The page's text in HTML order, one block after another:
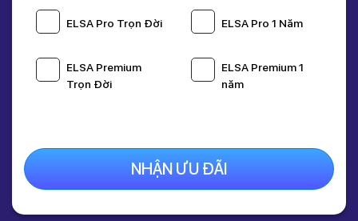
Giá gốc: 1,595,000 Đ
Nhập mãTHANG8
khi thanh toán
online
ELSA Pro Trọn Đời ELSA Pro 1 Năm
ELSA Premium
Trọn Đời
ELSA Premium 1
năm
NHẬN ƯU ĐÃI